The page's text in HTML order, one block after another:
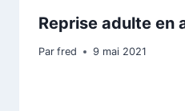
Reprise adulte en
Par fred 9 mai 2021